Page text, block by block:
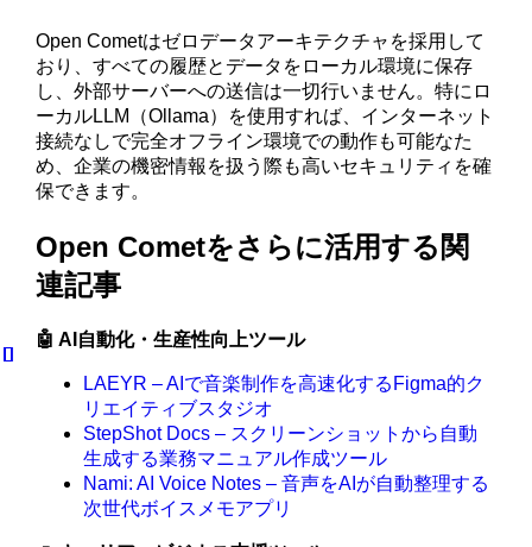
Open Cometはゼロデータアーキテクチャを採用して
おり、すべての履歴とデータをローカル環境に保存
し、外部サーバーへの送信は一切行いません。特にロ
ーカルLLM（Ollama）を使用すれば、インターネット
接続なしで完全オフライン環境での動作も可能なた
め、企業の機密情報を扱う際も高いセキュリティを確
保できます。
Open Cometをさらに活用する関
連記事
🤖 AI自動化・生産性向上ツール
LAEYR – AIで音楽制作を高速化するFigma的ク
リエイティブスタジオ
StepShot Docs – スクリーンショットから自動
生成する業務マニュアル作成ツール
Nami: AI Voice Notes – 音声をAIが自動整理する
次世代ボイスメモアプリ